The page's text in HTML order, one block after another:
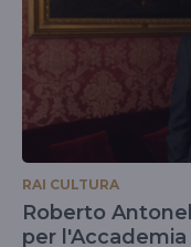
RAI CULTURA
Roberto
per